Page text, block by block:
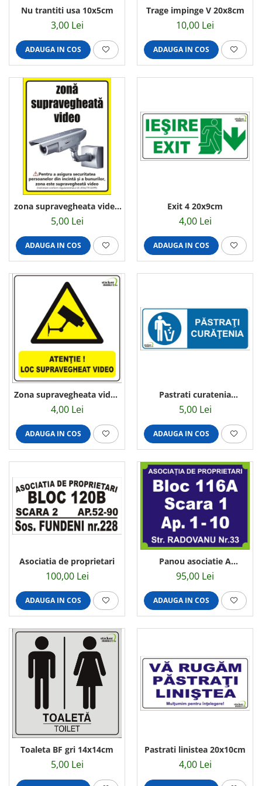
Amenajari vitrine
Sisteme afisaj
Bilingve
Depozite
Residence
Horeca
Nu trantiti usa 10x5cm
3,00 Lei
ADAUGA IN COS
Trage impinge V 20x8cm
10,00 Lei
ADAUGA IN COS
zona supravegheata video
conform GDPR 20x15cm
5,00 Lei
ADAUGA IN COS
Exit 4 20x9cm
4,00 Lei
ADAUGA IN COS
Zona supravegheata video
14x14cm
4,00 Lei
ADAUGA IN COS
Pastrati curatenia
30x10cm
5,00 Lei
ADAUGA IN COS
Asociatia de proprietari
100,00 Lei
ADAUGA IN COS
Panou asociatie A
50x40cm
95,00 Lei
ADAUGA IN COS
Toaleta BF gri 14x14cm
5,00 Lei
Pastrati linistea 20x10cm
4,00 Lei